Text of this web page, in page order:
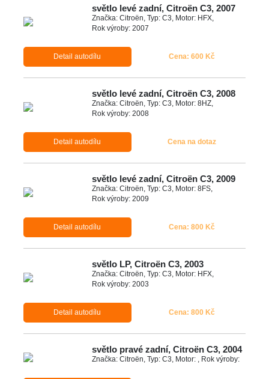
světlo levé zadní, Citroën C3, 2007
Značka: Citroën, Typ: C3, Motor: HFX,
Rok výroby: 2007
Detail autodílu Cena: 600 Kč
světlo levé zadní, Citroën C3, 2008
Značka: Citroën, Typ: C3, Motor: 8HZ,
Rok výroby: 2008
Detail autodílu Cena na dotaz
světlo levé zadní, Citroën C3, 2009
Značka: Citroën, Typ: C3, Motor: 8FS,
Rok výroby: 2009
Detail autodílu Cena: 800 Kč
světlo LP, Citroën C3, 2003
Značka: Citroën, Typ: C3, Motor: HFX,
Rok výroby: 2003
Detail autodílu Cena: 800 Kč
světlo pravé zadní, Citroën C3, 2004
Značka: Citroën, Typ: C3, Motor: , Rok výroby: